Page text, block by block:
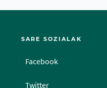
SARE SOZIALAK
Facebook
Twitter